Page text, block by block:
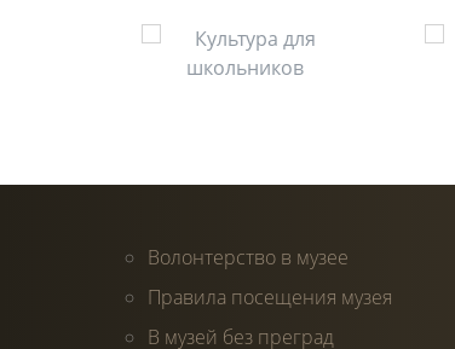
Волонтерство в музее
Правила посещения музея
В музей без преград